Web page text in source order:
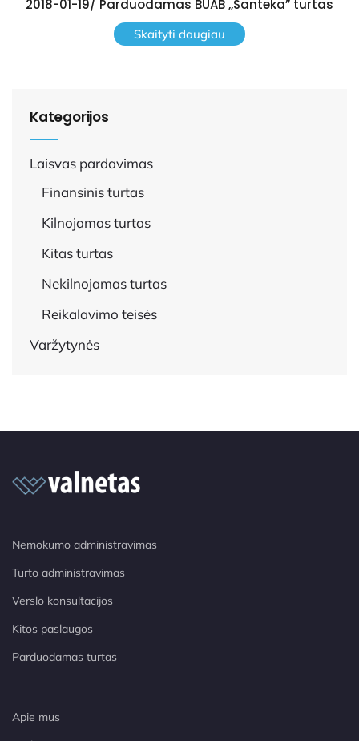
2018-01-19/ Parduodamas BUAB ,,Santeka” turtas
Skaityti daugiau
Kategorijos
Laisvas pardavimas
Finansinis turtas
Kilnojamas turtas
Kitas turtas
Nekilnojamas turtas
Reikalavimo teisės
Varžytynės
Nemokumo administravimas
Turto administravimas
Verslo konsultacijos
Kitos paslaugos
Parduodamas turtas
Apie mus